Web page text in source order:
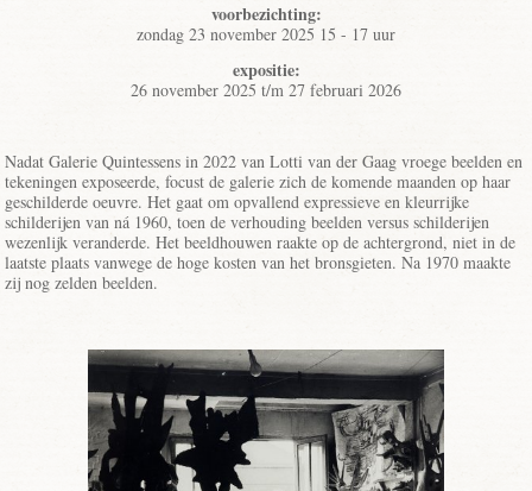
voorbezichting:
zondag 23 november 2025 15 - 17 uur
expositie:
26 november 2025 t/m 27 februari 2026
Nadat Galerie Quintessens in 2022 van Lotti van der Gaag vroege beelden en
tekeningen exposeerde, focust de galerie zich de komende maanden op haar
geschilderde oeuvre. Het gaat om opvallend expressieve en kleurrijke
schilderijen van ná 1960, toen de verhouding beelden versus schilderijen
wezenlijk veranderde. Het beeldhouwen raakte op de achtergrond, niet in de
laatste plaats vanwege de hoge kosten van het bronsgieten. Na 1970 maakte
zij nog zelden beelden.